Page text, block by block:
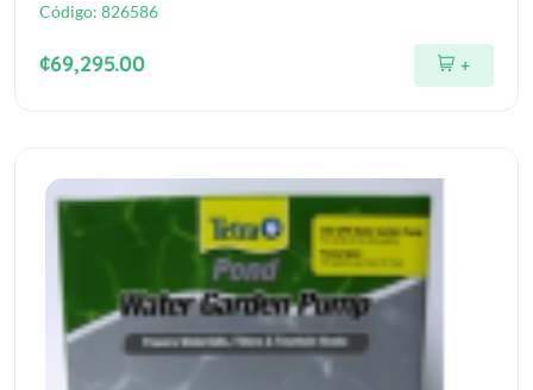
Código: 826586
¢69,295.00 +